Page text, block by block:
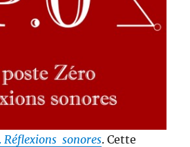
Réflexions sonores. Cette